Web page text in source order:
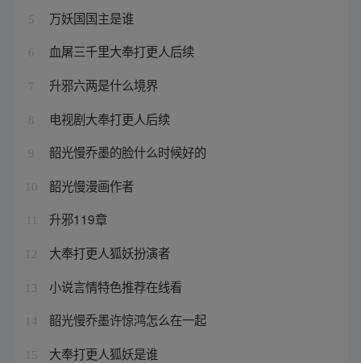
5 万妖国国主是谁
6 血屠三千里大奉打更人后续
7 升邪六两是什么境界
8 电视剧大奉打更人后续
9 韶光慢乔墨的脸什么时候好的
10 韶光慢漫画作者
升邪119章
12 大奉打更人狐妖扮演者
13 小说言情特色推荐在线看
14 韶光慢乔墨许惊鸿怎么在一起
15 大奉打更人狐妖是谁